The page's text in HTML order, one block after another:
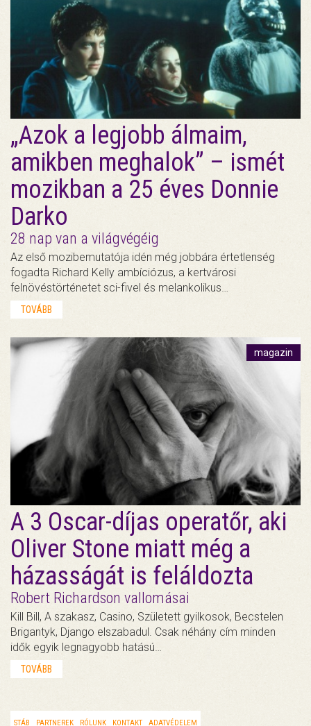
„Azok a legjobb álmaim,
amikben meghalok” – ismét
mozikban a 25 éves Donnie
Darko
28 nap van a világvégéig
Az első mozibemutatója idén még jobbára értetlenség
fogadta Richard Kelly ambíciózus, a kertvárosi
felnövéstörténetet sci-fivel és melankolikus…
TOVÁBB
magazin
A 3 Oscar-díjas operatőr, aki
Oliver Stone miatt még a
házasságát is feláldozta
Robert Richardson vallomásai
Kill Bill, A szakasz, Casino, Született gyilkosok, Becstelen
Brigantyk, Django elszabadul. Csak néhány cím minden
idők egyik legnagyobb hatású…
TOVÁBB
STÁB PARTNEREK RÓLUNK KONTAKT ADATVÉDELEM